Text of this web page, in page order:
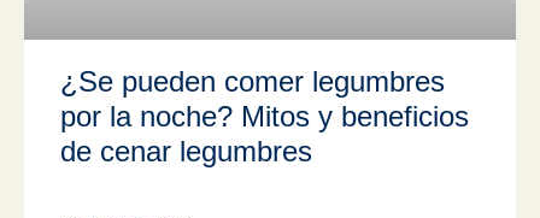
¿Se pueden comer legumbres
por la noche? Mitos y beneficios
de cenar legumbres